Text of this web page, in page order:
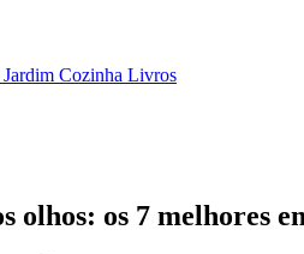
Cozinha Livros
olhos: os 7 melhores